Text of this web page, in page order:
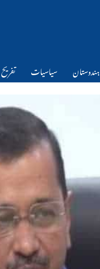
ہندوستان سیاسیات تفریح